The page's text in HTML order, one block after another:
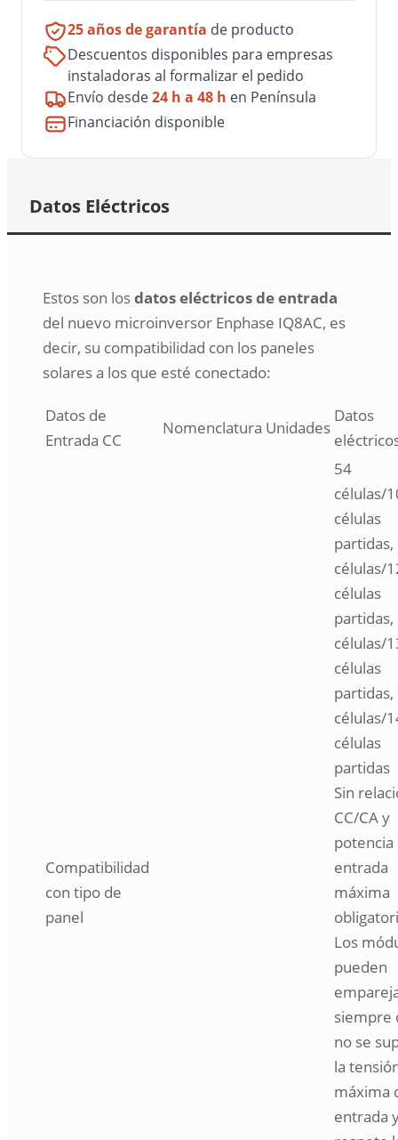
25 años de garantía de producto
Descuentos disponibles para empresas
instaladoras al formalizar el pedido
Envío desde24 h a 48 h en Península
Financiación disponible
Datos Eléctricos
Estos son losdatos eléctricos de entrada
del nuevo microinversor Enphase IQ8AC, es
decir, su compatibilidad con los paneles
solares a los que esté conectado:
Datos de
Entrada CC
Nomenclatura Unidades
Datos
Compatibilidad
con tipo de
panel
54
células/
células
partidas,
células/
células
partidas,
células/
células
partidas,
células/
células
partidas
Sin
CC/CA y
potencia
entrada
máxima
Los
pueden
siempre
no se
la
máxima
entrada